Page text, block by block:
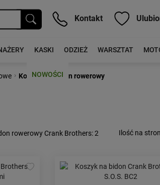
Kontakt
KASKI ODZIEŻ WARSZTAT
NOWOŚCI
› Koszyki na bidon rowerowy
Ilość na
rowerowy Crank Brothers: 2